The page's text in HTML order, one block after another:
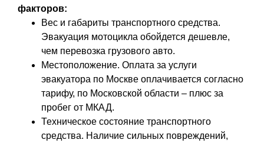
факторов:
Вес и габариты транспортного средства.
Эвакуация мотоцикла обойдется дешевле,
чем перевозка грузового авто.
Местоположение. Оплата за услуги
эвакуатора по Москве оплачивается согласно
тарифу, по Московской области – плюс за
пробег от МКАД.
Техническое состояние транспортного
средства. Наличие сильных повреждений,